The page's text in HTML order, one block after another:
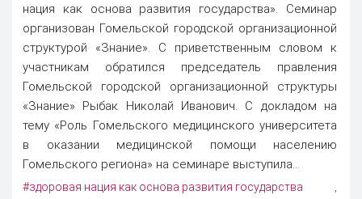
нация как основа развития государства». Семинар
организован Гомельской городской организационной
структурой «Знание». С приветственным словом к
участникам обратился председатель правления
Гомельской городской организационной структуры
«Знание» Рыбак Николай Иванович. С докладом на
тему «Роль Гомельского медицинского университета
в оказании медицинской помощи населению
Гомельского региона» на семинаре выступила...
#здоровая нация как основа развития государства ,